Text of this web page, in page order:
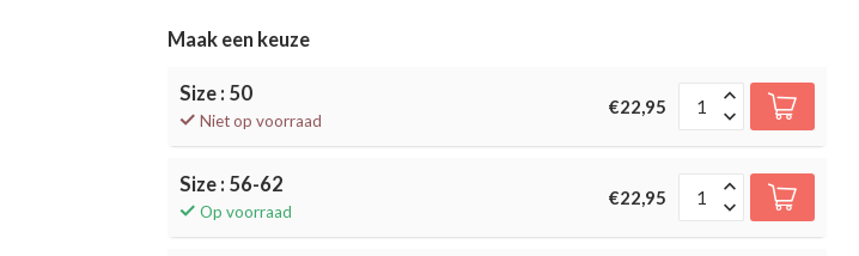
Maak een keuze
Size : 50
Niet op voorraad
€22,95
Size : 56-62
Op voorraad
€22,95